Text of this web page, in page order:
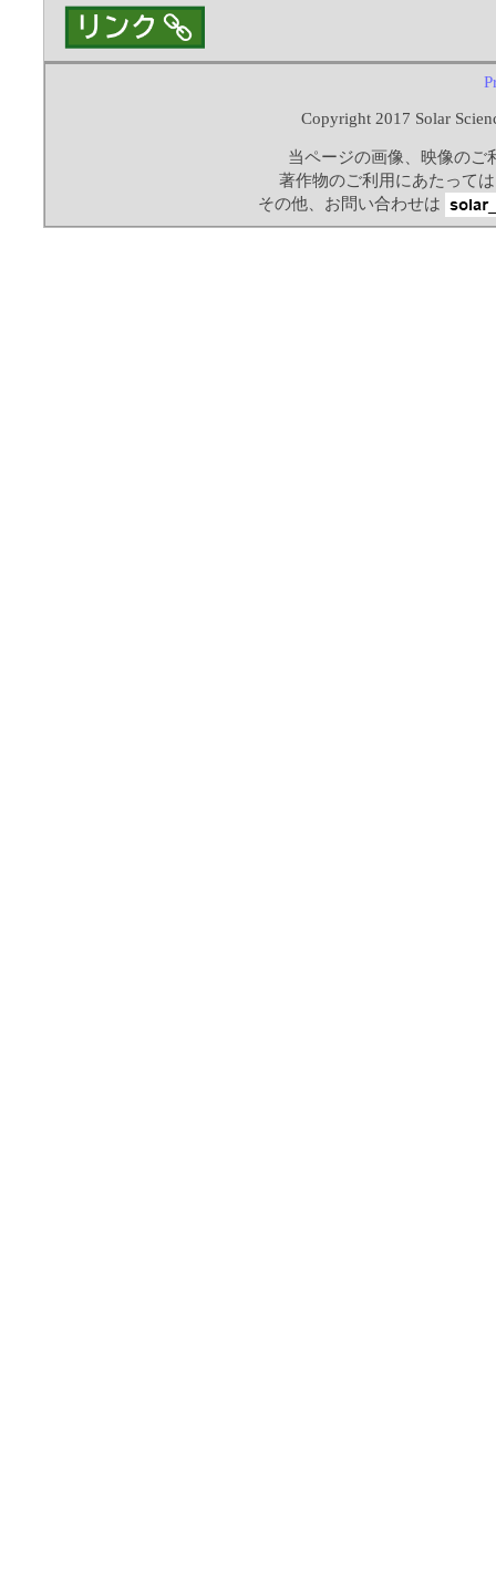
Copyright 2017 Solar
当ページの画像、映像のご
著作物のご利用にあたって
その他、お問い合わせは